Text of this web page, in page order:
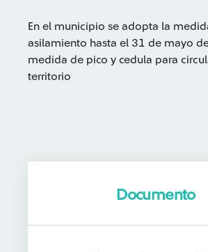
En el municipio se adopta la
asilamiento hasta el 31 de mayo
medida de pico y cedula para
territorio
Documento